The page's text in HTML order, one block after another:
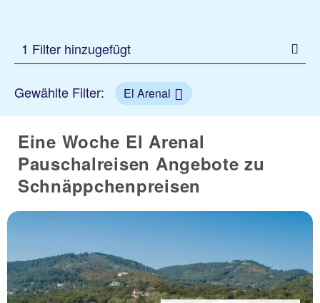
1 Filter hinzugefügt
Gewählte Filter: El Arenal
Eine Woche El Arenal
Pauschalreisen Angebote zu
Schnäppchenpreisen